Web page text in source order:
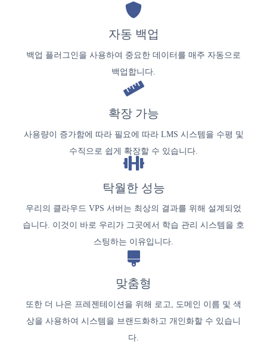
자동 백업
백업 플러그인을 사용하여 중요한 데이터를 매주 자동으로
백업합니다.
확장 가능
사용량이 증가함에 따라 필요에 따라 LMS 시스템을 수평 및
수직으로 쉽게 확장할 수 있습니다.
탁월한 성능
우리의 클라우드 VPS 서버는 최상의 결과를 위해 설계되었
습니다. 이것이 바로 우리가 그곳에서 학습 관리 시스템을 호
스팅하는 이유입니다.
맞춤형
또한 더 나은 프레젠테이션을 위해 로고, 도메인 이름 및 색
상을 사용하여 시스템을 브랜드화하고 개인화할 수 있습니
다.